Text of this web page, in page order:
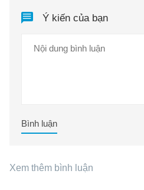
Ý kiến của bạn
Bình luận
Xem thêm bình luận